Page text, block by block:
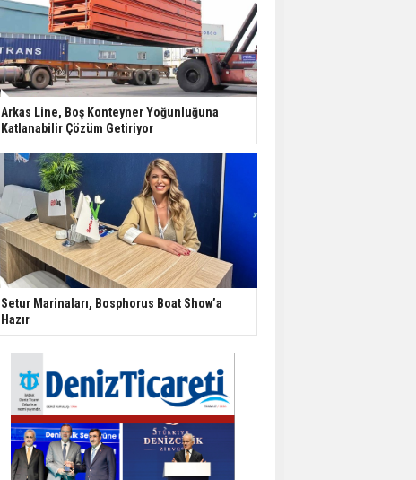
Arkas Line, Boş Konteyner Yoğunluğuna
Katlanabilir Çözüm Getiriyor
Setur Marinaları, Bosphorus Boat Show’a
Hazır